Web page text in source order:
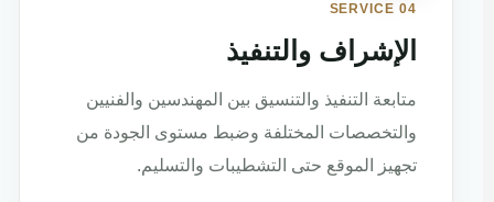
SERVICE 04
الإشراف والتنفيذ
متابعة التنفيذ والتنسيق بين المهندسين والفنيين
والتخصصات المختلفة وضبط مستوى الجودة من
تجهيز الموقع حتى التشطيبات والتسليم.